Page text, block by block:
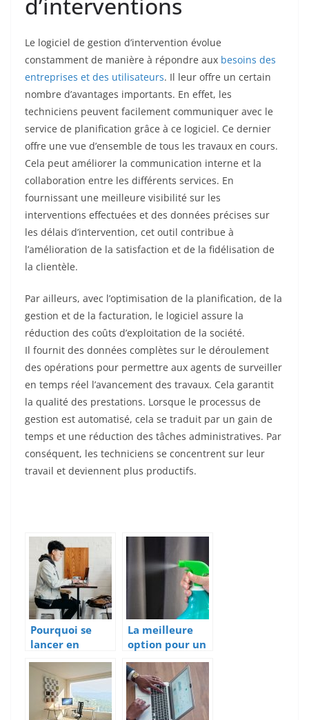
d’interventions
Le logiciel de gestion d’intervention évolue
constamment de manière à répondre aux besoins des
entreprises et des utilisateurs. Il leur offre un certain
nombre d’avantages importants. En effet, les
techniciens peuvent facilement communiquer avec le
service de planification grâce à ce logiciel. Ce dernier
offre une vue d’ensemble de tous les travaux en cours.
Cela peut améliorer la communication interne et la
collaboration entre les différents services. En
fournissant une meilleure visibilité sur les
interventions effectuées et des données précises sur
les délais d’intervention, cet outil contribue à
l’amélioration de la satisfaction et de la fidélisation de
la clientèle.
Par ailleurs, avec l’optimisation de la planification, de la
gestion et de la facturation, le logiciel assure la
réduction des coûts d’exploitation de la société.
Il fournit des données complètes sur le déroulement
des opérations pour permettre aux agents de surveiller
en temps réel l’avancement des travaux. Cela garantit
la qualité des prestations. Lorsque le processus de
gestion est automatisé, cela se traduit par un gain de
temps et une réduction des tâches administratives. Par
conséquent, les techniciens se concentrent sur leur
travail et deviennent plus productifs.
Pourquoi se
lancer en
freelance?
La meilleure
option pour un
nettoyage de
bureau
impeccable